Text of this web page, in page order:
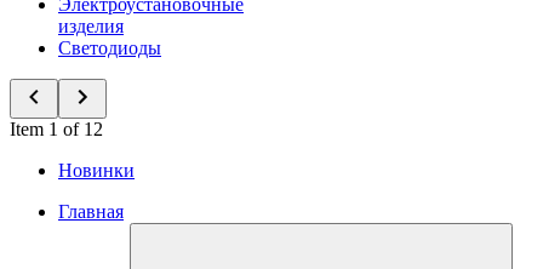
Электроустановочные
изделия
Светодиоды
Item 1 of 12
Новинки
Главная